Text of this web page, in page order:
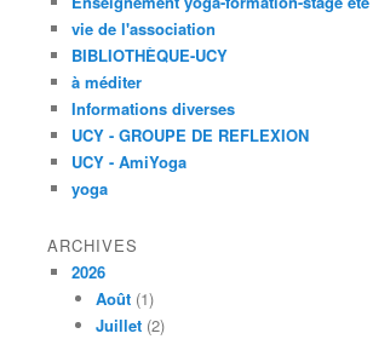
vie de l'association
BIBLIOTHÈQUE-UCY
à méditer
Informations diverses
UCY - GROUPE DE REFLEXION
UCY - AmiYoga
yoga
ARCHIVES
2026
Août (1)
Juillet (2)